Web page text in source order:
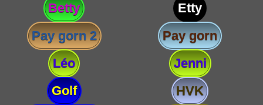
Betty
Etty
Pay gorn 2
Pay gorn
Léo
Jenni
Golf
HVK